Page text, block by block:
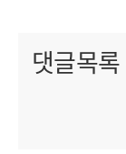
댓글목록